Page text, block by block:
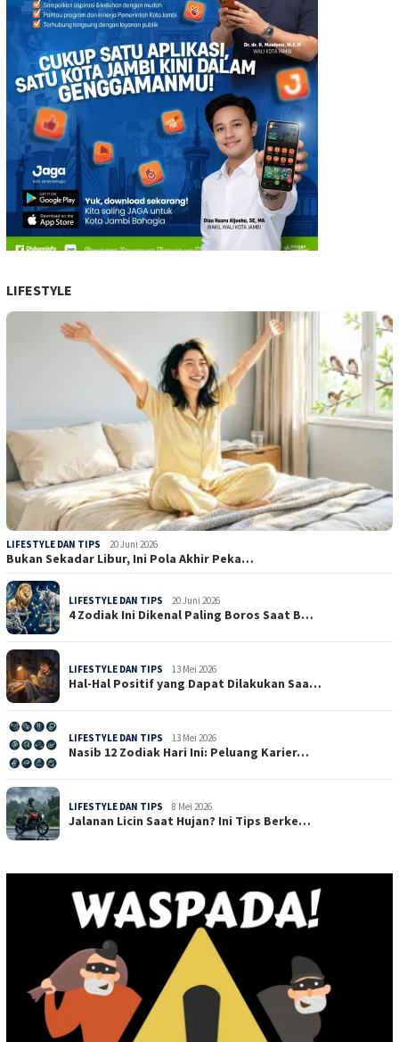
LIFESTYLE
LIFESTYLE DAN TIPS 20 Juni 2026
Bukan Sekadar Libur, Ini Pola Akhir Peka…
LIFESTYLE DAN TIPS 20 Juni 2026
4 Zodiak Ini Dikenal Paling Boros Saat B…
LIFESTYLE DAN TIPS 13 Mei 2026
Hal-Hal Positif yang Dapat Dilakukan Saa…
LIFESTYLE DAN TIPS 13 Mei 2026
Nasib 12 Zodiak Hari Ini: Peluang Karier…
LIFESTYLE DAN TIPS 8 Mei 2026
Jalanan Licin Saat Hujan? Ini Tips Berke…